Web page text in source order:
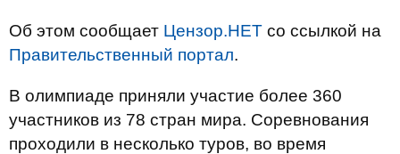
Об этом сообщает Цензор.НЕТ со ссылкой на
Правительственный портал.
В олимпиаде приняли участие более 360
участников из 78 стран мира. Соревнования
проходили в несколько туров, во время